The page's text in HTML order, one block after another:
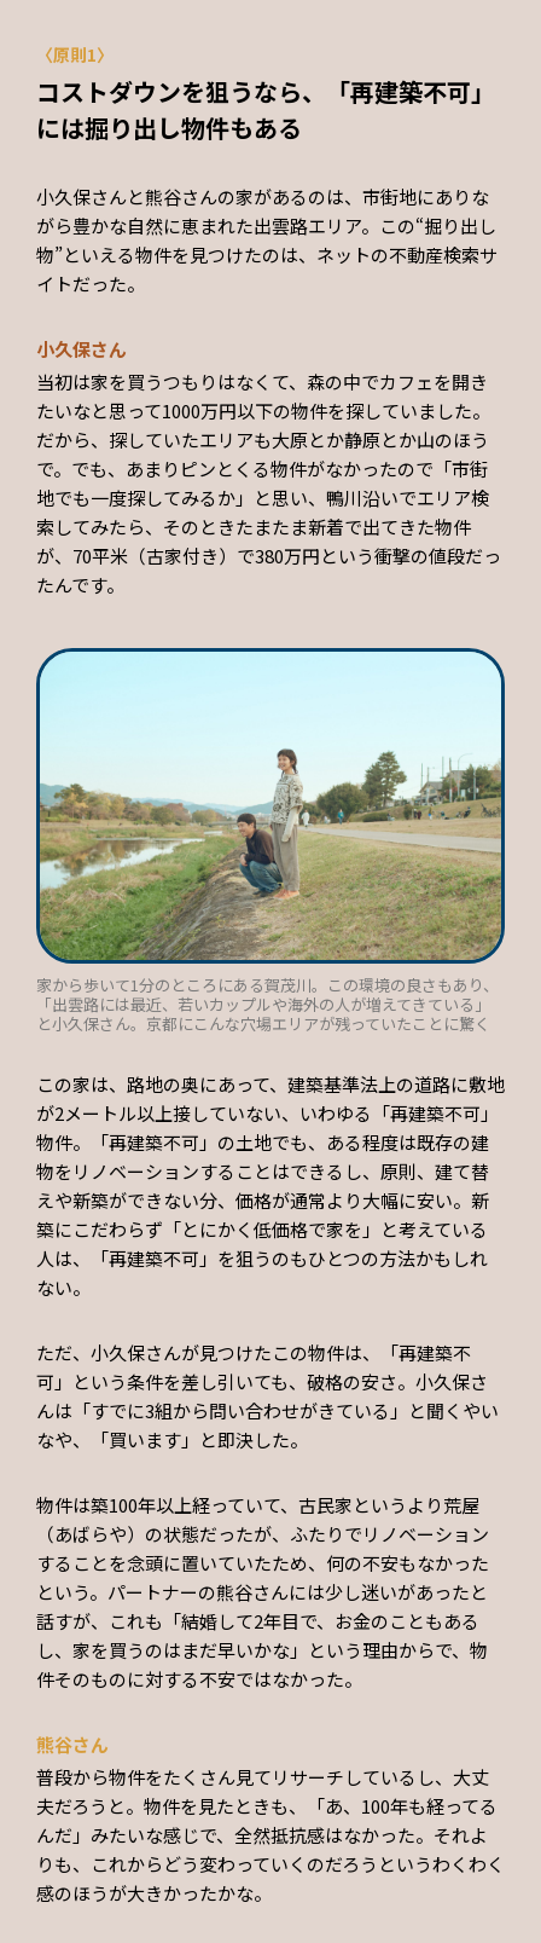
〈原則1〉
コストダウンを狙うなら、「再建築不可」
には掘り出し物件もある
小久保さんと熊谷さんの家があるのは、市街地にありな
がら豊かな自然に恵まれた出雲路エリア。この“掘り出し
物”といえる物件を見つけたのは、ネットの不動産検索サ
イトだった。
小久保さん
当初は家を買うつもりはなくて、森の中でカフェを開き
たいなと思って1000万円以下の物件を探していました。
だから、探していたエリアも大原とか静原とか山のほう
で。でも、あまりピンとくる物件がなかったので「市街
地でも一度探してみるか」と思い、鴨川沿いでエリア検
索してみたら、そのときたまたま新着で出てきた物件
が、70平米（古家付き）で380万円という衝撃の値段だっ
たんです。
家から歩いて1分のところにある賀茂川。この環境の良さもあり、
「出雲路には最近、若いカップルや海外の人が増えてきている」
と小久保さん。京都にこんな穴場エリアが残っていたことに驚く
この家は、路地の奥にあって、建築基準法上の道路に敷地
が2メートル以上接していない、いわゆる「再建築不可」
物件。「再建築不可」の土地でも、ある程度は既存の建
物をリノベーションすることはできるし、原則、建て替
えや新築ができない分、価格が通常より大幅に安い。新
築にこだわらず「とにかく低価格で家を」と考えている
人は、「再建築不可」を狙うのもひとつの方法かもしれ
ない。
ただ、小久保さんが見つけたこの物件は、「再建築不
可」という条件を差し引いても、破格の安さ。小久保さ
んは「すでに3組から問い合わせがきている」と聞くやい
なや、「買います」と即決した。
物件は築100年以上経っていて、古民家というより荒屋
（あばらや）の状態だったが、ふたりでリノベーション
することを念頭に置いていたため、何の不安もなかった
という。パートナーの熊谷さんには少し迷いがあったと
話すが、これも「結婚して2年目で、お金のこともある
し、家を買うのはまだ早いかな」という理由からで、物
件そのものに対する不安ではなかった。
熊谷さん
普段から物件をたくさん見てリサーチしているし、大丈
夫だろうと。物件を見たときも、「あ、100年も経ってる
んだ」みたいな感じで、全然抵抗感はなかった。それよ
りも、これからどう変わっていくのだろうというわくわく
感のほうが大きかったかな。